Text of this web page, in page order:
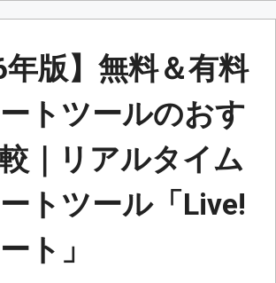
年版】無料＆有料
トツールのおす
｜リアルタイム
トツール「Live!
ト」